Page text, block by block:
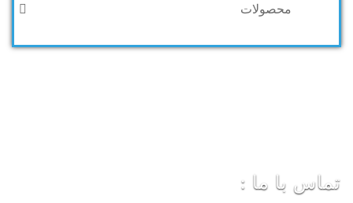
محصولات
تماس با ما :